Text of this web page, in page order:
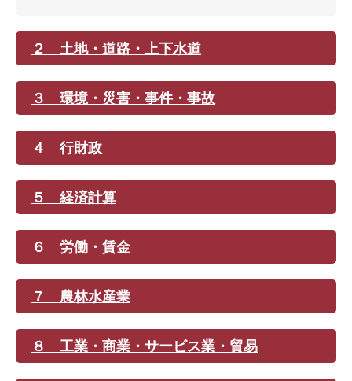
２ 土地・道路・上下水道
３ 環境・災害・事件・事故
４ 行財政
５ 経済計算
６ 労働・賃金
７ 農林水産業
８ 工業・商業・サービス業・貿易